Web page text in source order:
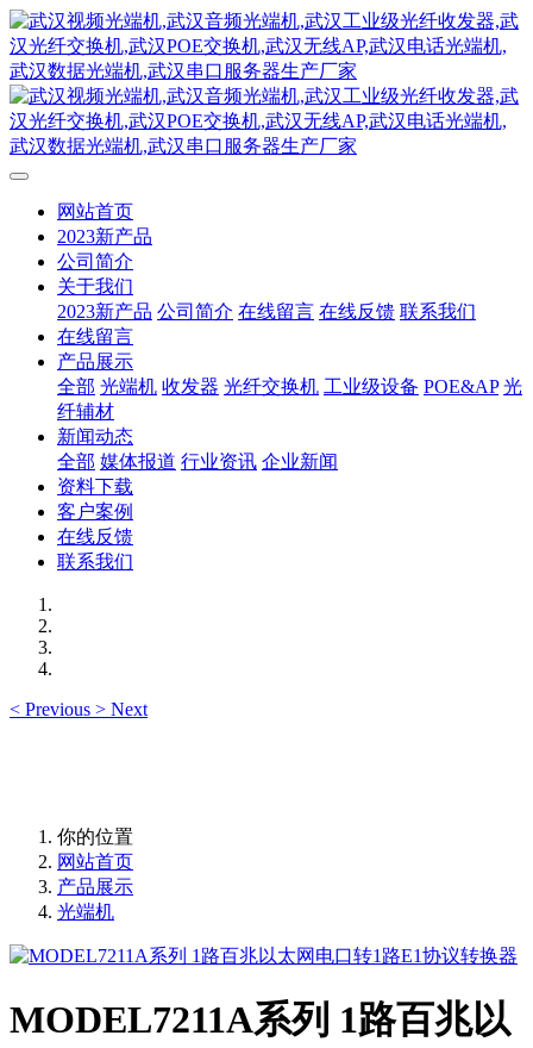
网站首页
2023新产品
公司简介
关于我们
2023新产品 公司简介 在线留言 在线反馈 联系我们
在线留言
产品展示
全部 光端机 收发器 光纤交换机 工业级设备 POE&AP 光
纤辅材
新闻动态
全部 媒体报道 行业资讯 企业新闻
资料下载
客户案例
在线反馈
联系我们
< Previous > Next
你的位置
网站首页
产品展示
光端机
MODEL7211A系列 1路百兆以